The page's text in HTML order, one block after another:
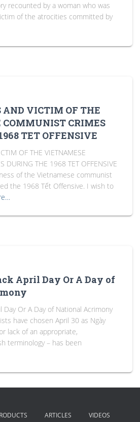
recounted by a woman who was
of the atrocities committed by
VICTIM OF THE
CRIMES
TET OFFENSIVE
OF THE VIETNAMESE
DURING THE 1968 TET OFFENSIVE
of the Vietnamese communist
the 1968 Tết Offensive. I wish to
April Day Or A Day of
Day Or A Day of National Acrimony
have chosen April 30 as Ngày
lack of an appropriate,
terminology – has been
ARTICLES VIDEOS